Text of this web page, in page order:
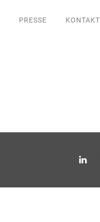
PRESSE KONTAKT